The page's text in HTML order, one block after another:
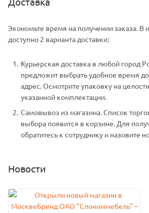
Экономьте время на получении заказа. В
доступно 2 варианта доставки:
Курьерская доставка в любой город
предложит выбрать удобное время
адрес. Осмотрите упаковку на
указанной комплектации.
Самовывоз из магазина. Список
выбора появится в корзине. Для
обратитесь к сотруднику и назовите
Новости